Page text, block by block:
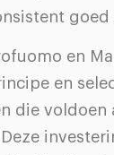
goed
en
en
die voldoen